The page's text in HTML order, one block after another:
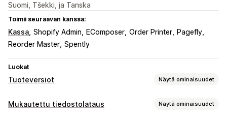
Suomi, Tšekki, ja Tanska
Toimii seuraavan kanssa:
Kassa Shopify Admin EComposer Order Printer
Pagefly
Reorder Master Spently
Luokat
Tuoteversiot Näytä ominaisuudet
Mukautukset
Mukautettu tiedostolataus Näytä ominaisuudet